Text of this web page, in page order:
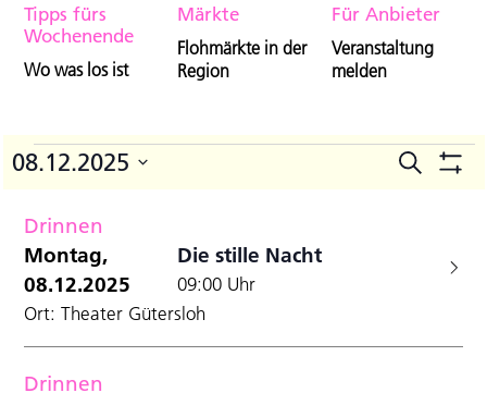
Tipps fürs
Wochenende
Wo was los ist
Märkte
Flohmärkte in der
Region
Für Anbieter
Veranstaltung
melden
Veranstaltungen
für
Montag,
8.12.2025
Suche
08.12.2025
wählen.
Drinnen
Montag,
08.12.2025
Die stille Nacht
09:00 Uhr
Ort: Theater Gütersloh
Drinnen